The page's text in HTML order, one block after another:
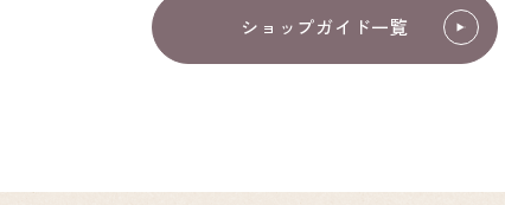
ショップガイド一覧